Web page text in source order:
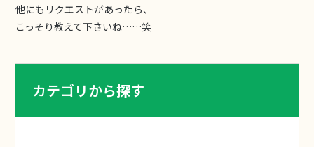
カテゴリから探す
他にもリクエストがあったら、
こっそり教えて下さいね……笑